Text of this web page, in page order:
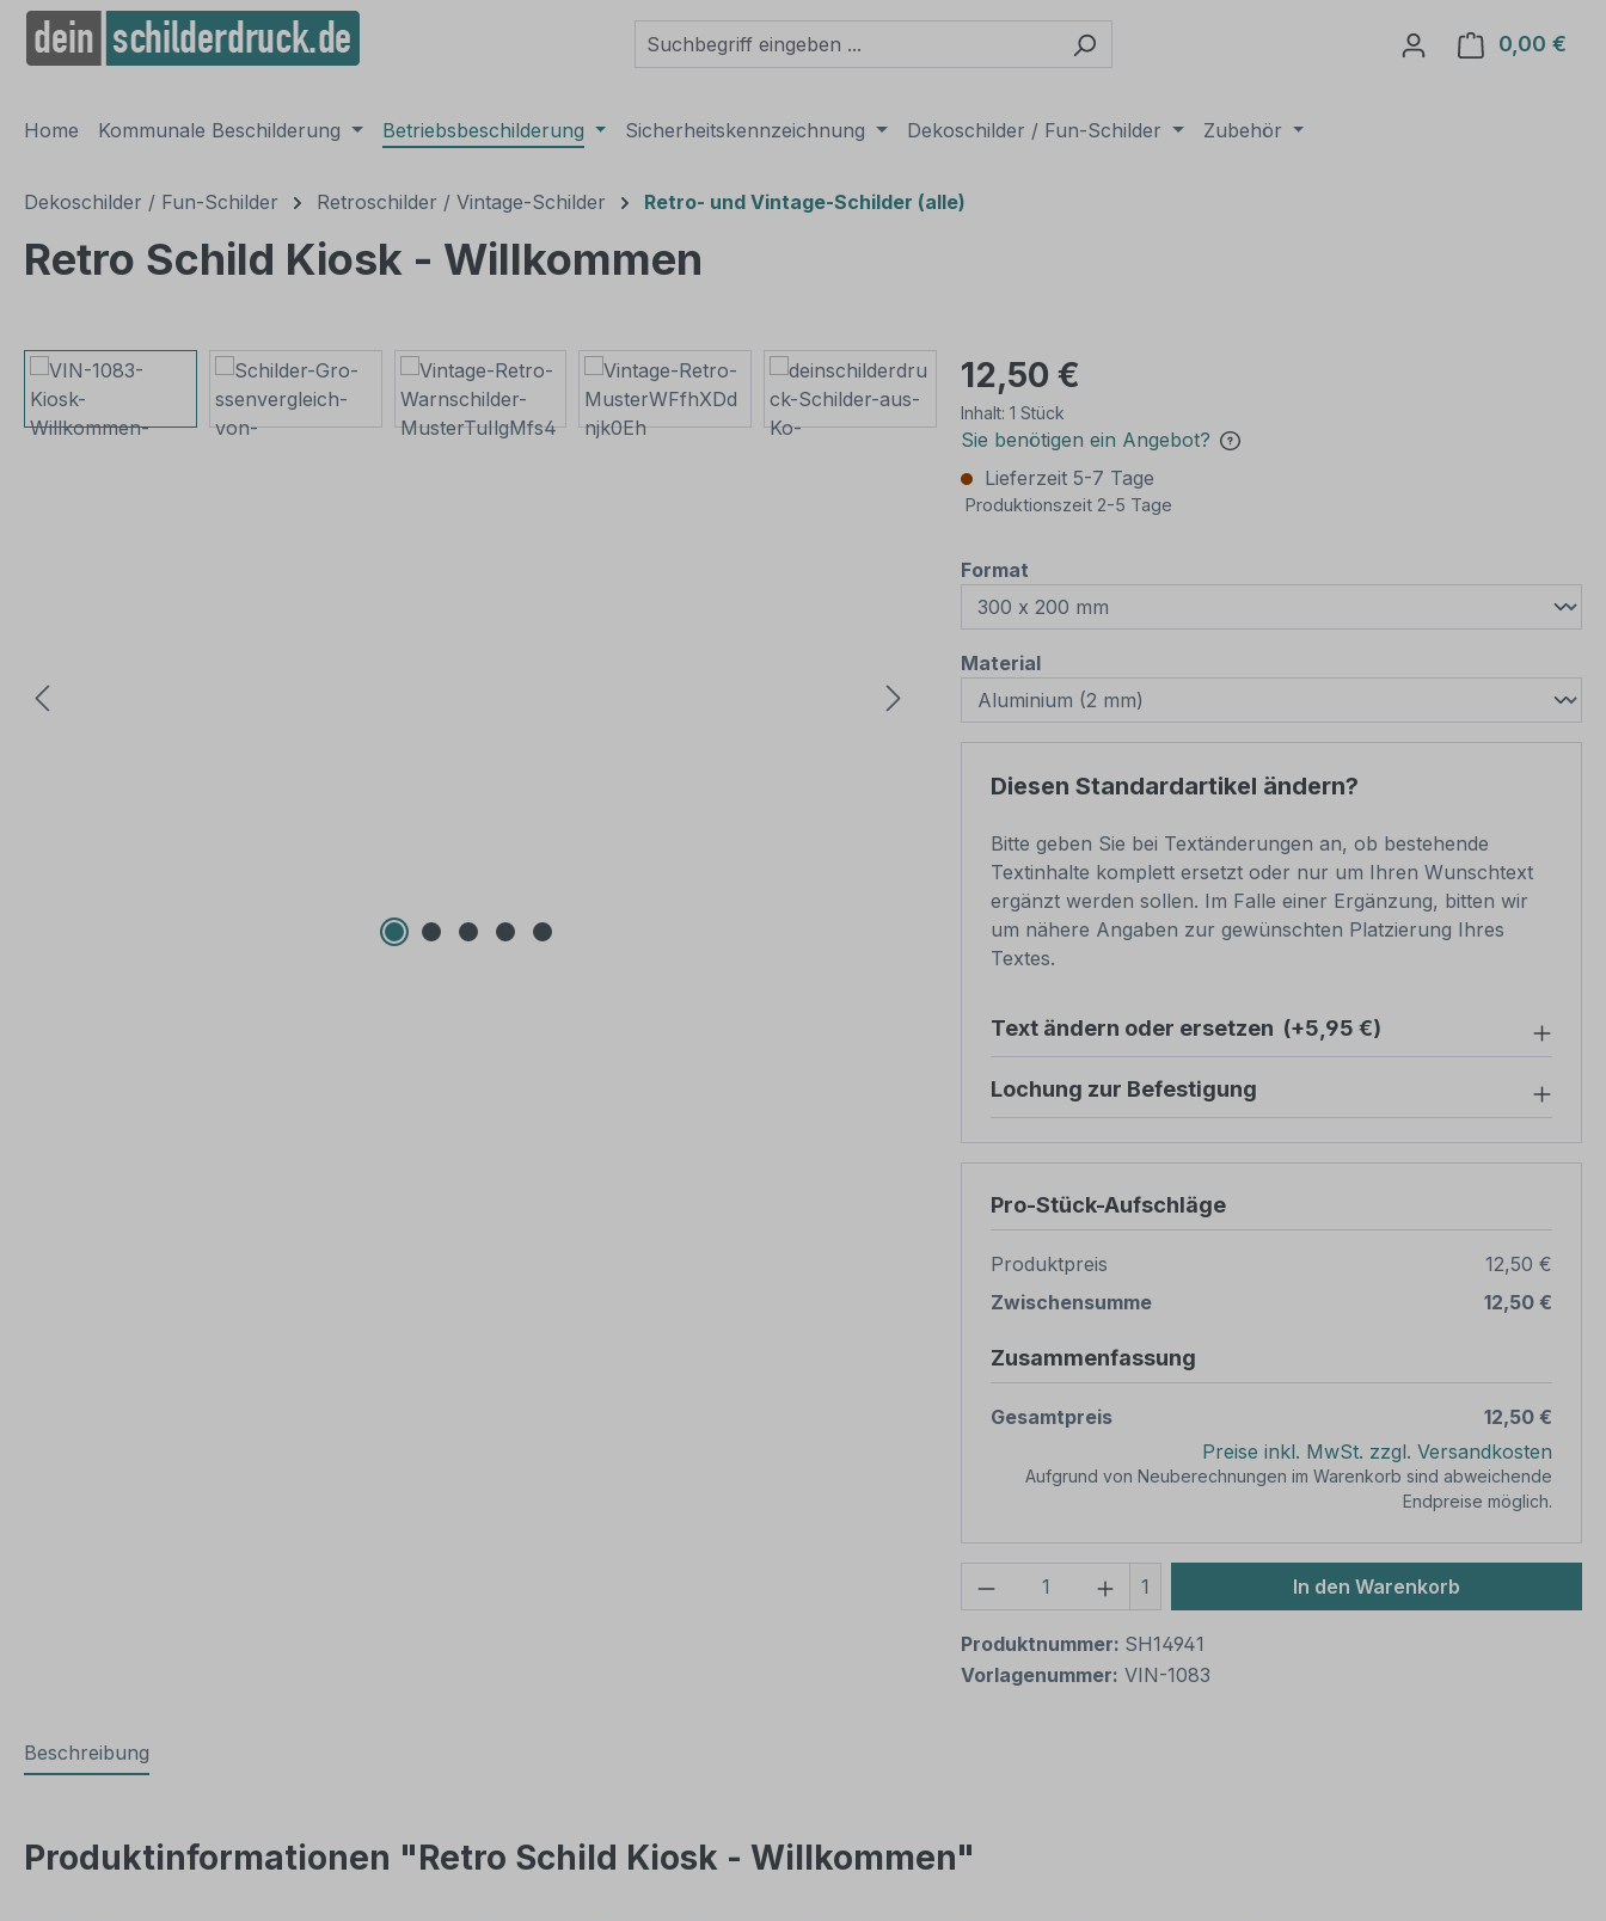
Zur Hauptnavigation springen
0,00 €
Home Kommunale Beschilderung Betriebsbeschilderung Sicherheitskennzeichnung Dekoschilder / Fun-Schilder Zubehör
Dekoschilder / Fun-Schilder Retroschilder / Vintage-Schilder Retro- und Vintage-Schilder (alle)
Retro Schild Kiosk - Willkommen
Bildergalerie überspringen 12,50 €
Inhalt: 1 Stück
Sie benötigen ein Angebot?
Lieferzeit 5-7 Tage
Produktionszeit 2-5 Tage
Format
Materialauswählen
Diesen Standardartikel ändern?
Bitte geben Sie bei Textänderungen an, ob bestehende
Textinhalte komplett ersetzt oder nur um Ihren Wunschtext
ergänzt werden sollen. Im Falle einer Ergänzung, bitten wir
um nähere Angaben zur gewünschten Platzierung Ihres
Textes.
Text ändern oder ersetzen (+5,95 €)
Lochung zur Befestigung
Pro-Stück-Aufschläge
Produktpreis
12,50 €
Zwischensumme
12,50 €
Zusammenfassung
Gesamtpreis
12,50 €
Preise inkl. MwSt. zzgl. Versandkosten
Aufgrund von Neuberechnungen im Warenkorb sind abweichende
Endpreise möglich.
Produkt Anzahl: Gib den gewünschten Wert
1 In den Warenkorb
Produktnummer: SH14941
Vorlagenummer: VIN-1083
Beschreibung
Produktinformationen "Retro Schild Kiosk - Willkommen"